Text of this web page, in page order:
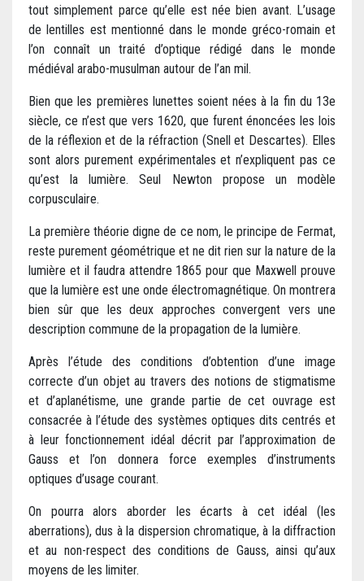
tout simplement parce qu’elle est née bien avant. L’usage
de lentilles est mentionné dans le monde gréco-romain et
l’on connaît un traité d’optique rédigé dans le monde
médiéval arabo-musulman autour de l’an mil.
Bien que les premières lunettes soient nées à la fin du 13e
siècle, ce n’est que vers 1620, que furent énoncées les lois
de la réflexion et de la réfraction (Snell et Descartes). Elles
sont alors purement expérimentales et n’expliquent pas ce
qu’est la lumière. Seul Newton propose un modèle
corpusculaire.
La première théorie digne de ce nom, le principe de Fermat,
reste purement géométrique et ne dit rien sur la nature de la
lumière et il faudra attendre 1865 pour que Maxwell prouve
que la lumière est une onde électromagnétique. On montrera
bien sûr que les deux approches convergent vers une
description commune de la propagation de la lumière.
Après l’étude des conditions d’obtention d’une image
correcte d’un objet au travers des notions de stigmatisme
et d’aplanétisme, une grande partie de cet ouvrage est
consacrée à l’étude des systèmes optiques dits centrés et
à leur fonctionnement idéal décrit par l’approximation de
Gauss et l’on donnera force exemples d’instruments
optiques d’usage courant.
On pourra alors aborder les écarts à cet idéal (les
aberrations), dus à la dispersion chromatique, à la diffraction
et au non-respect des conditions de Gauss, ainsi qu’aux
moyens de les limiter.